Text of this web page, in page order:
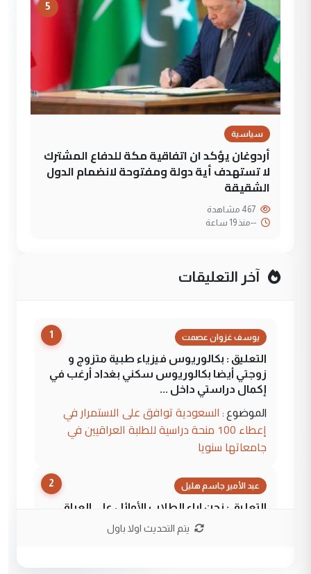
5
سياسية
أردوغان يؤكد ان اتفاقية مكة للدفاع المشترك
لا تستهدف أية دولة ومفتوحة لانضمام الدول
الشقيقة
--منذ 19 ساعة
آخر التعليقات
1 يوسف غزوان عصمت
التعليق : بكالوريوس فيزياء طبية متزوج و
زوجتي أيضا بكالوريوس سكني بغداد أرغب في
إكمال دراستي داخل ...
الموضوع : السعودية توافق على الاستمرار في
إعطاء 100 منحة دراسية للطلبة العراقيين في
جامعاتها سنويا
2 عبد الأمير جاسم هليل
التعليق : نحن اباء الطلاب الأوائل على العراق
نتشرف بلقاء السيد احمد الصافي في العتبات
يتم التحديث اولا باول